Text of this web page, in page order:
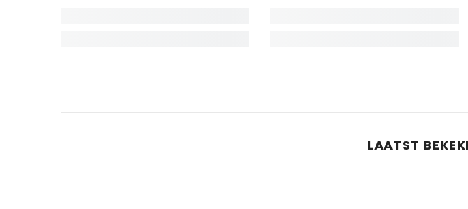
LAATST